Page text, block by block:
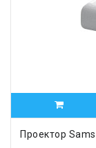
Проектор